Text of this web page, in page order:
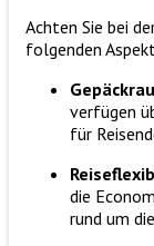
Achten Sie bei
folgenden
verfügen
für
die
rund um